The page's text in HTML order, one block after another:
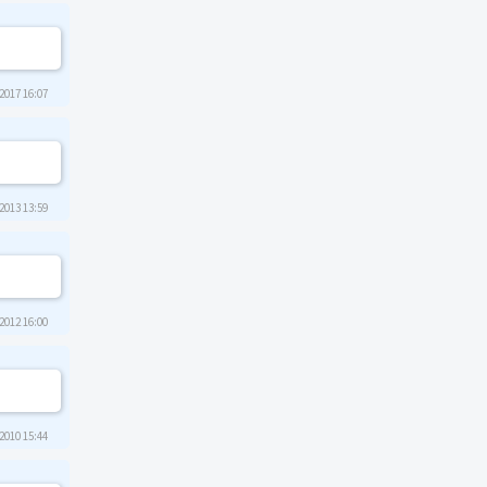
16:07
13:59
16:00
15:44